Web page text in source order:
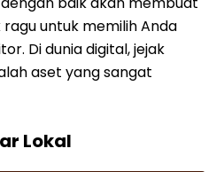
untuk memilih Anda
Di dunia digital, jejak
aset yang sangat
Lokal